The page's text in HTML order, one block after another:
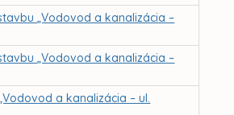
„Vodovod a kanalizácia –
„Vodovod a kanalizácia –
a kanalizácia – ul.